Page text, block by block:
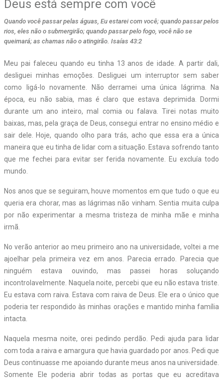
Deus está sempre com você
Quando você passar pelas águas, Eu estarei com você; quando passar pelos
rios, eles não o submergirão; quando passar pelo fogo, você não se
queimará; as chamas não o atingirão. Isaías 43:2
Meu pai faleceu quando eu tinha 13 anos de idade. A partir dali,
desliguei minhas emoções. Desliguei um interruptor sem saber
como ligá-lo novamente. Não derramei uma única lágrima. Na
época, eu não sabia, mas é claro que estava deprimida. Dormi
durante um ano inteiro, mal comia ou falava. Tirei notas muito
baixas, mas, pela graça de Deus, consegui entrar no ensino médio e
sair dele. Hoje, quando olho para trás, acho que essa era a única
maneira que eu tinha de lidar com a situação. Estava sofrendo tanto
que me fechei para evitar ser ferida novamente. Eu excluía todo
mundo.
Nos anos que se seguiram, houve momentos em que tudo o que eu
queria era chorar, mas as lágrimas não vinham. Sentia muita culpa
por não experimentar a mesma tristeza de minha mãe e minha
irmã.
No verão anterior ao meu primeiro ano na universidade, voltei a me
ajoelhar pela primeira vez em anos. Parecia errado. Parecia que
ninguém estava ouvindo, mas passei horas soluçando
incontrolavelmente. Naquela noite, percebi que eu não estava triste.
Eu estava com raiva. Estava com raiva de Deus. Ele era o único que
poderia ter respondido às minhas orações e mantido minha família
intacta.
Naquela mesma noite, orei pedindo perdão. Pedi ajuda para lidar
com toda a raiva e amargura que havia guardado por anos. Pedi que
Deus continuasse me apoiando durante meus anos na universidade.
Somente Ele poderia abrir todas as portas que eu acreditava